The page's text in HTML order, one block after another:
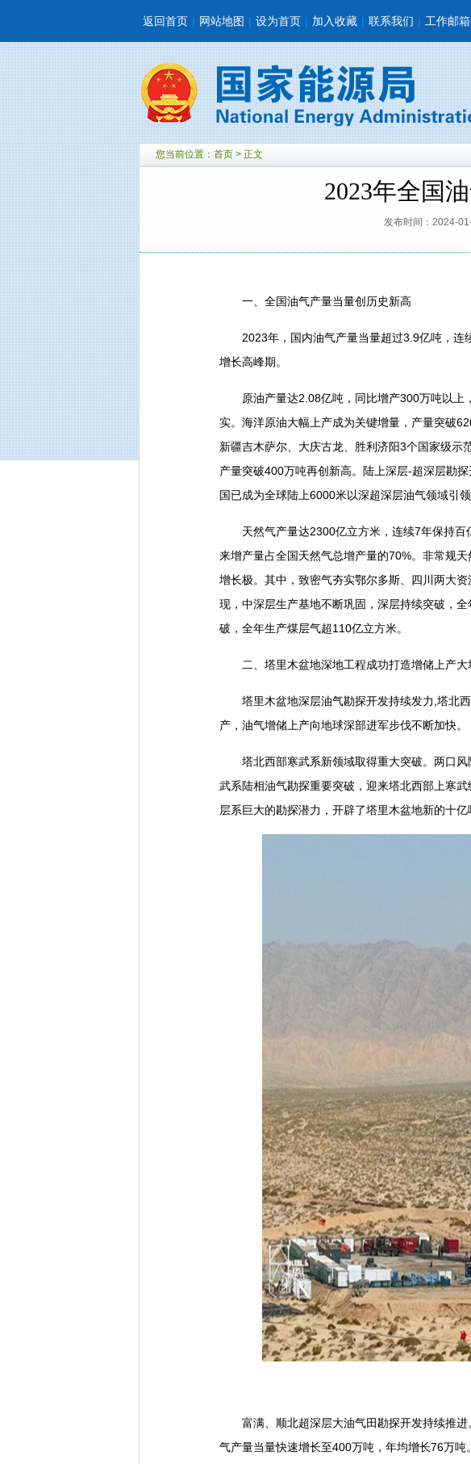
返回首页 | 网站地图 | 设为首页 | 加入收藏 | 联系我们 | 工作邮
您当前位置： 首页 > 正文
2023年全国
发布时间：2024-
一、全国油气产量当量创历史新高
2023年，国内油气产量当量超过3.9亿吨，连
增长高峰期。
原油产量达2.08亿吨，同比增产300万吨以上
实。海洋原油大幅上产成为关键增量，产量突破
新疆吉木萨尔、大庆古龙、胜利济阳3个国家级示
产量突破400万吨再创新高。陆上深层-超深层勘
国已成为全球陆上6000米以深超深层油气领域引领
天然气产量达2300亿立方米，连续7年保持百
来增产量占全国天然气总增产量的70%。非常规
增长极。其中，致密气夯实鄂尔多斯、四川两大
现，中深层生产基地不断巩固，深层持续突破，
破，全年生产煤层气超110亿立方米。
二、塔里木盆地深地工程成功打造增储上产大
塔里木盆地深层油气勘探开发持续发力,塔北西
产，油气增储上产向地球深部进军步伐不断加快。
塔北西部寒武系新领域取得重大突破。两口风
武系陆相油气勘探重要突破，迎来塔北西部上寒
层系巨大的勘探潜力，开辟了塔里木盆地新的十亿
富满、顺北超深层大油气田勘探开发持续推进
气产量当量快速增长至400万吨，年均增长76万